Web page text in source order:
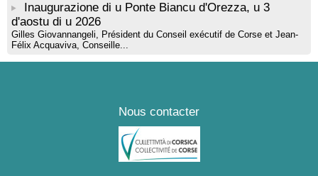
Inaugurazione di u Ponte Biancu d'Orezza, u 3
d'aostu di u 2026
Gilles Giovannangeli, Président du Conseil exécutif de Corse et Jean-
Félix Acquaviva, Conseille...
Nous contacter